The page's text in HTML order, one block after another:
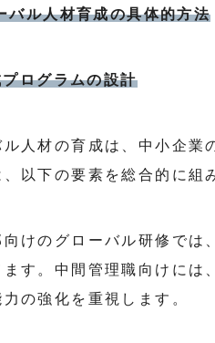
バル人材育成の具体的方法
ログラムの設計
ル人材の育成は、中小企業
、以下の要素を総合的に組
向けのグローバル研修では
ます。中間管理職向けには
の強化を重視します。